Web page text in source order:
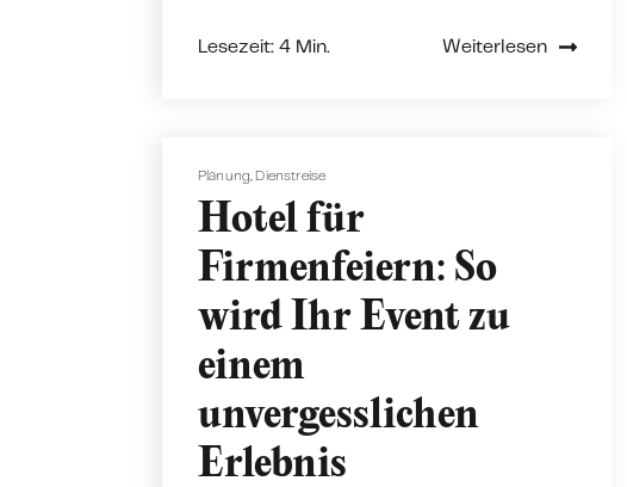
Lesezeit: 4 Min. Weiterlesen
Planung, Dienstreise
Hotel für
Firmenfeiern: So
wird Ihr Event zu
einem
unvergesslichen
Erlebnis